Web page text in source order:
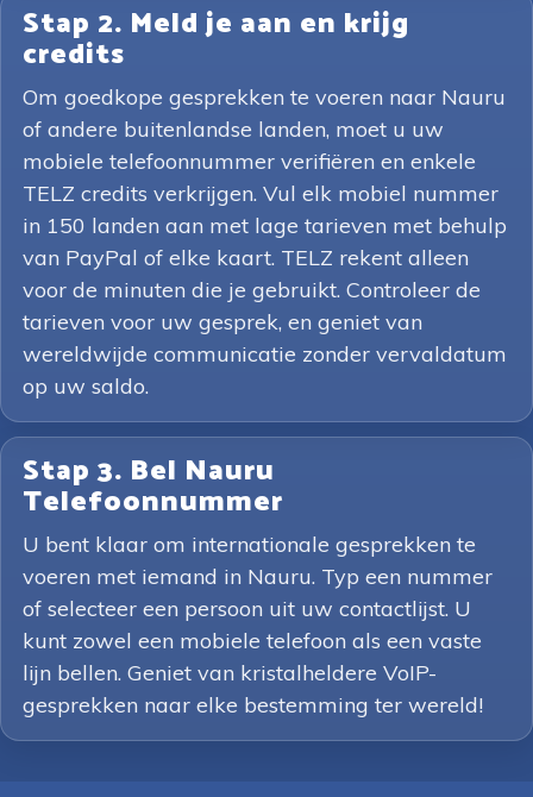
Stap 2. Meld je aan en krijg
credits
Om goedkope gesprekken te voeren naar Nauru
of andere buitenlandse landen, moet u uw
mobiele telefoonnummer verifiëren en enkele
TELZ credits verkrijgen. Vul elk mobiel nummer
in 150 landen aan met lage tarieven met behulp
van PayPal of elke kaart. TELZ rekent alleen
voor de minuten die je gebruikt. Controleer de
tarieven voor uw gesprek, en geniet van
wereldwijde communicatie zonder vervaldatum
op uw saldo.
Stap 3. Bel Nauru
Telefoonnummer
U bent klaar om internationale gesprekken te
voeren met iemand in Nauru. Typ een nummer
of selecteer een persoon uit uw contactlijst. U
kunt zowel een mobiele telefoon als een vaste
lijn bellen. Geniet van kristalheldere VoIP-
gesprekken naar elke bestemming ter wereld!